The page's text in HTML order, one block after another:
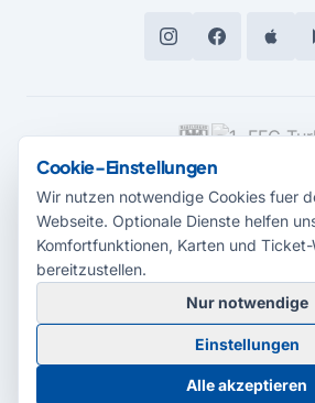
MEDIENPARTNER
© 2026 Radio Potsdam. Webseite entwickelt
Babelsberg
BarrierefreiheitserklärungAGB
Cookie-Einstellungen
Cookie-Einstellungen
Wir nutzen notwendige Cookies fuer
Webseite. Optionale Dienste helfen
Komfortfunktionen, Karten und
bereitzustellen.
Nur notwendige
Einstellungen
Alle akzeptieren